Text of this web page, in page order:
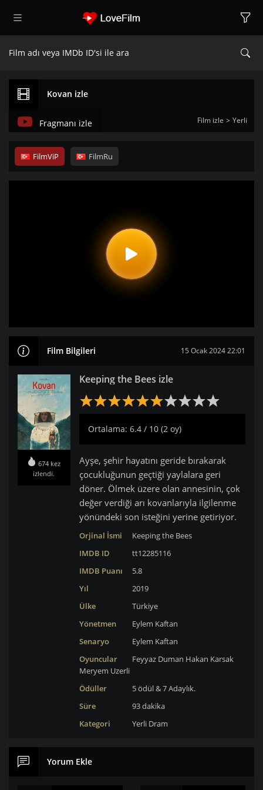
Kovan izle
Film izle Yerli
Fragmanı izle
FilmViP FilmRu
Film Bilgileri 15 Ocak 2024 22:01
674 kez
izlendi.
Keeping the Bees izle
Ortalama: 6.4 / 10 (2 oy)
Ayşe, şehir hayatını geride bırakarak
çocukluğunun geçtiği yaylalara geri
döner. Ölmek üzere olan annesinin, çok
değer verdiği arı kovanlarıyla ilgilenme
yönündeki son isteğini yerine getiriyor.
Orjinal İsmi
Keeping the Bees
IMDB ID
tt12285116
IMDB Puanı
5.8
Yıl
2019
Ülke
Türkiye
Yönetmen
Eylem Kaftan
Senaryo
Eylem Kaftan
Oyuncular
Feyyaz Duman Hakan Karsak
Meryem Uzerli
Ödüller
5 ödül & 7 Adaylık.
Süre
93 dakika
Kategori
Yerli Dram
Yorum Ekle